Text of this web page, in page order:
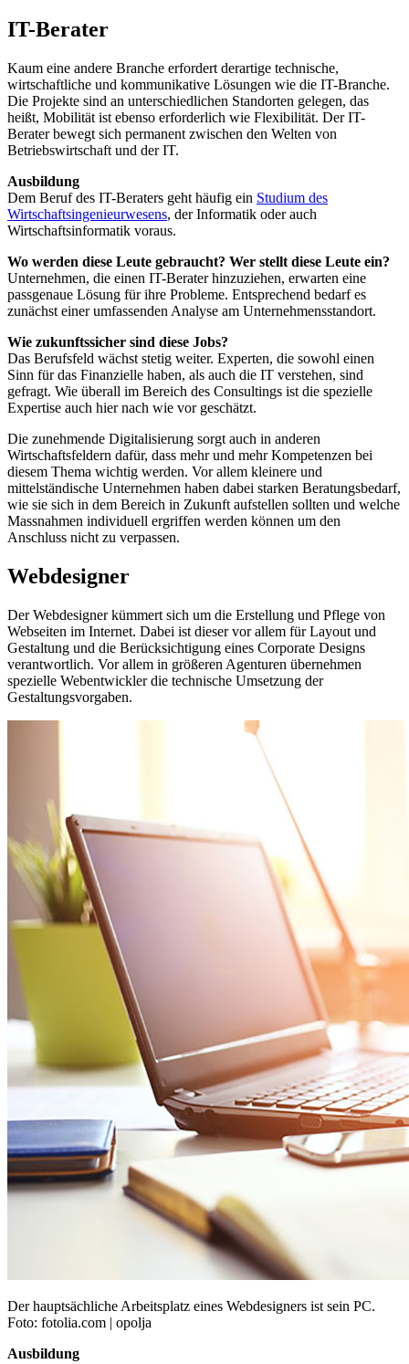
IT-Berater
Kaum eine andere Branche erfordert derartige technische,
wirtschaftliche und kommunikative Lösungen wie die IT-Branche.
Die Projekte sind an unterschiedlichen Standorten gelegen, das
heißt, Mobilität ist ebenso erforderlich wie Flexibilität. Der IT-
Berater bewegt sich permanent zwischen den Welten von
Betriebswirtschaft und der IT.
Ausbildung
Dem Beruf des IT-Beraters geht häufig ein Studium des
Wirtschaftsingenieurwesens, der Informatik oder auch
Wirtschaftsinformatik voraus.
Wo werden diese Leute gebraucht? Wer stellt diese Leute ein?
Unternehmen, die einen IT-Berater hinzuziehen, erwarten eine
passgenaue Lösung für ihre Probleme. Entsprechend bedarf es
zunächst einer umfassenden Analyse am Unternehmensstandort.
Wie zukunftssicher sind diese Jobs?
Das Berufsfeld wächst stetig weiter. Experten, die sowohl einen
Sinn für das Finanzielle haben, als auch die IT verstehen, sind
gefragt. Wie überall im Bereich des Consultings ist die spezielle
Expertise auch hier nach wie vor geschätzt.
Die zunehmende Digitalisierung sorgt auch in anderen
Wirtschaftsfeldern dafür, dass mehr und mehr Kompetenzen bei
diesem Thema wichtig werden. Vor allem kleinere und
mittelständische Unternehmen haben dabei starken Beratungsbedarf,
wie sie sich in dem Bereich in Zukunft aufstellen sollten und welche
Massnahmen individuell ergriffen werden können um den
Anschluss nicht zu verpassen.
Webdesigner
Der Webdesigner kümmert sich um die Erstellung und Pflege von
Webseiten im Internet. Dabei ist dieser vor allem für Layout und
Gestaltung und die Berücksichtigung eines Corporate Designs
verantwortlich. Vor allem in größeren Agenturen übernehmen
spezielle Webentwickler die technische Umsetzung der
Gestaltungsvorgaben.
Der hauptsächliche Arbeitsplatz eines Webdesigners ist sein PC.
Foto: fotolia.com | opolja
Ausbildung